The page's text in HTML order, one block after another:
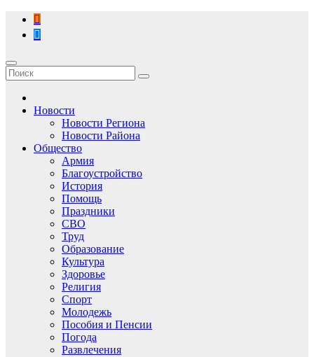
Перейти
содержимому
Новости
Новости Региона
Новости Района
Общество
Армия
Благоустройство
История
Помощь
Праздники
СВО
Труд
Образование
Культура
Здоровье
Религия
Спорт
Молодежь
Пособия и Пенсии
Погода
Развлечения